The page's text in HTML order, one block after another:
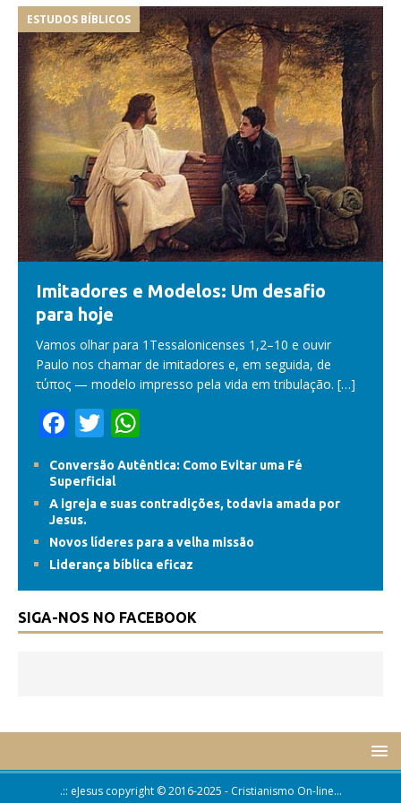
ESTUDOS BÍBLICOS
Imitadores e Modelos: Um desafio
para hoje
Vamos olhar para 1Tessalonicenses 1,2–10 e ouvir
Paulo nos chamar de imitadores e, em seguida, de
τύπος — modelo impresso pela vida em tribulação. […]
F
e
b
o
o
k
T
w
itt
er
h
at
s
A
p
p
Conversão Autêntica: Como Evitar uma Fé
Superficial
A igreja e suas contradições, todavia amada por
Jesus.
Novos líderes para a velha missão
Liderança bíblica eficaz
SIGA-NOS NO FACEBOOK
.:: eJesus copyright © 2016-2025 - Cristianismo On-line...